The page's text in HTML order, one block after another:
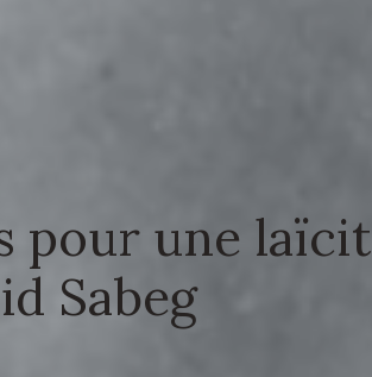
pour une
Sabeg